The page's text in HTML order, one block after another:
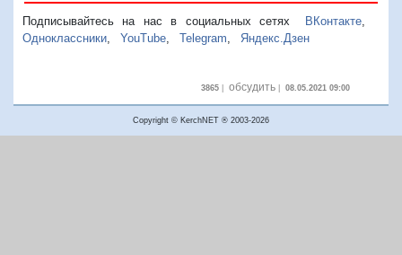
Подписывайтесь на нас в социальных сетях ВКонтакте,
Одноклассники
YouTube Telegram Яндекс.Дзен
3865| обсудить| 08.05.2021 09:00
Copyright © KerchNET ® 2003-2026